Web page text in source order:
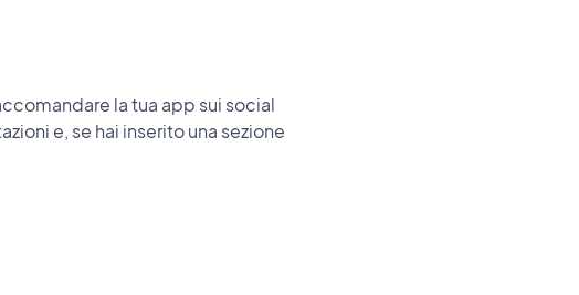
la tua app sui social
e, se hai inserito una sezione